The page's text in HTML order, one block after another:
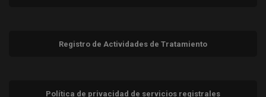
Registro de Actividades de Tratamiento
Política de privacidad de servicios registrales